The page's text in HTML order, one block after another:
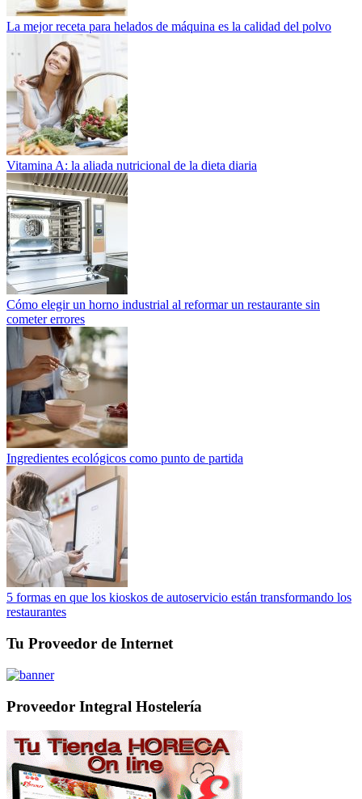
La mejor receta para helados de máquina es la calidad del polvo
Vitamina A: la aliada nutricional de la dieta diaria
Cómo elegir un horno industrial al reformar un restaurante sin
cometer errores
Ingredientes ecológicos como punto de partida
5 formas en que los kioskos de autoservicio están transformando los
restaurantes
Tu Proveedor de Internet
Proveedor Integral Hostelería